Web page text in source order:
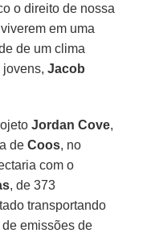
o direito de nossa
em uma
de um clima
jovens,Jacob
Jordan Cove,
deCoos, no
com o
, de 373
transportando
emissões de